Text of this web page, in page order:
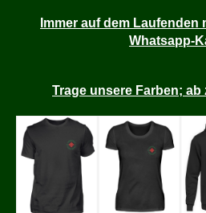
Immer auf dem Laufenden
Whatsapp-
Trage unsere Farben;